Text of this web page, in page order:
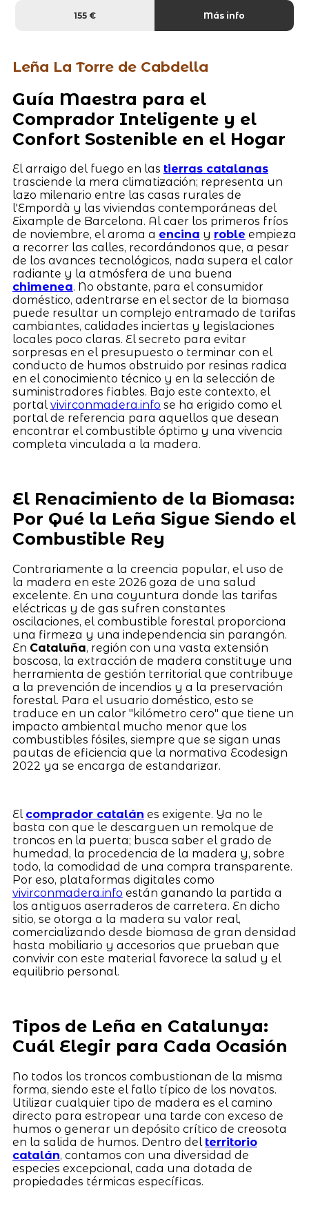
155 € Más info
Leña La Torre de Cabdella
Guía Maestra para el
Comprador Inteligente y el
Confort Sostenible en el Hogar
El arraigo del fuego en las tierras catalanas
trasciende la mera climatización; representa un
lazo milenario entre las casas rurales de
l'Empordà y las viviendas contemporáneas del
Eixample de Barcelona. Al caer los primeros fríos
de noviembre, el aroma a encina y roble empieza
a recorrer las calles, recordándonos que, a pesar
de los avances tecnológicos, nada supera el calor
radiante y la atmósfera de una buena
chimenea. No obstante, para el consumidor
doméstico, adentrarse en el sector de la biomasa
puede resultar un complejo entramado de tarifas
cambiantes, calidades inciertas y legislaciones
locales poco claras. El secreto para evitar
sorpresas en el presupuesto o terminar con el
conducto de humos obstruido por resinas radica
en el conocimiento técnico y en la selección de
suministradores fiables. Bajo este contexto, el
portalvivirconmadera.info se ha erigido como el
portal de referencia para aquellos que desean
encontrar el combustible óptimo y una vivencia
completa vinculada a la madera.
El Renacimiento de la Biomasa:
Por Qué la Leña Sigue Siendo el
Combustible Rey
Contrariamente a la creencia popular, el uso de
la madera en este 2026 goza de una salud
excelente. En una coyuntura donde las tarifas
eléctricas y de gas sufren constantes
oscilaciones, el combustible forestal proporciona
una firmeza y una independencia sin parangón.
En Cataluña, región con una vasta extensión
boscosa, la extracción de madera constituye una
herramienta de gestión territorial que contribuye
a la prevención de incendios y a la preservación
forestal. Para el usuario doméstico, esto se
traduce en un calor "kilómetro cero" que tiene un
impacto ambiental mucho menor que los
combustibles fósiles, siempre que se sigan unas
pautas de eficiencia que la normativa Ecodesign
2022 ya se encarga de estandarizar.
El comprador catalán es exigente. Ya no le
basta con que le descarguen un remolque de
troncos en la puerta; busca saber el grado de
humedad, la procedencia de la madera y, sobre
todo, la comodidad de una compra transparente.
Por eso, plataformas digitales como
vivirconmadera.info están ganando la partida a
los antiguos aserraderos de carretera. En dicho
sitio, se otorga a la madera su valor real,
comercializando desde biomasa de gran densidad
hasta mobiliario y accesorios que prueban que
convivir con este material favorece la salud y el
equilibrio personal.
Tipos de Leña en Catalunya:
Cuál Elegir para Cada Ocasión
No todos los troncos combustionan de la misma
forma, siendo este el fallo típico de los novatos.
Utilizar cualquier tipo de madera es el camino
directo para estropear una tarde con exceso de
humos o generar un depósito crítico de creosota
en la salida de humos. Dentro del territorio
catalán, contamos con una diversidad de
especies excepcional, cada una dotada de
propiedades térmicas específicas.